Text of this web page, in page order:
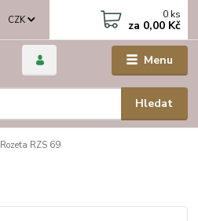
Menu
CZK
Hledat
0 ks
za 0,00 Kč
Rozeta RZS 69